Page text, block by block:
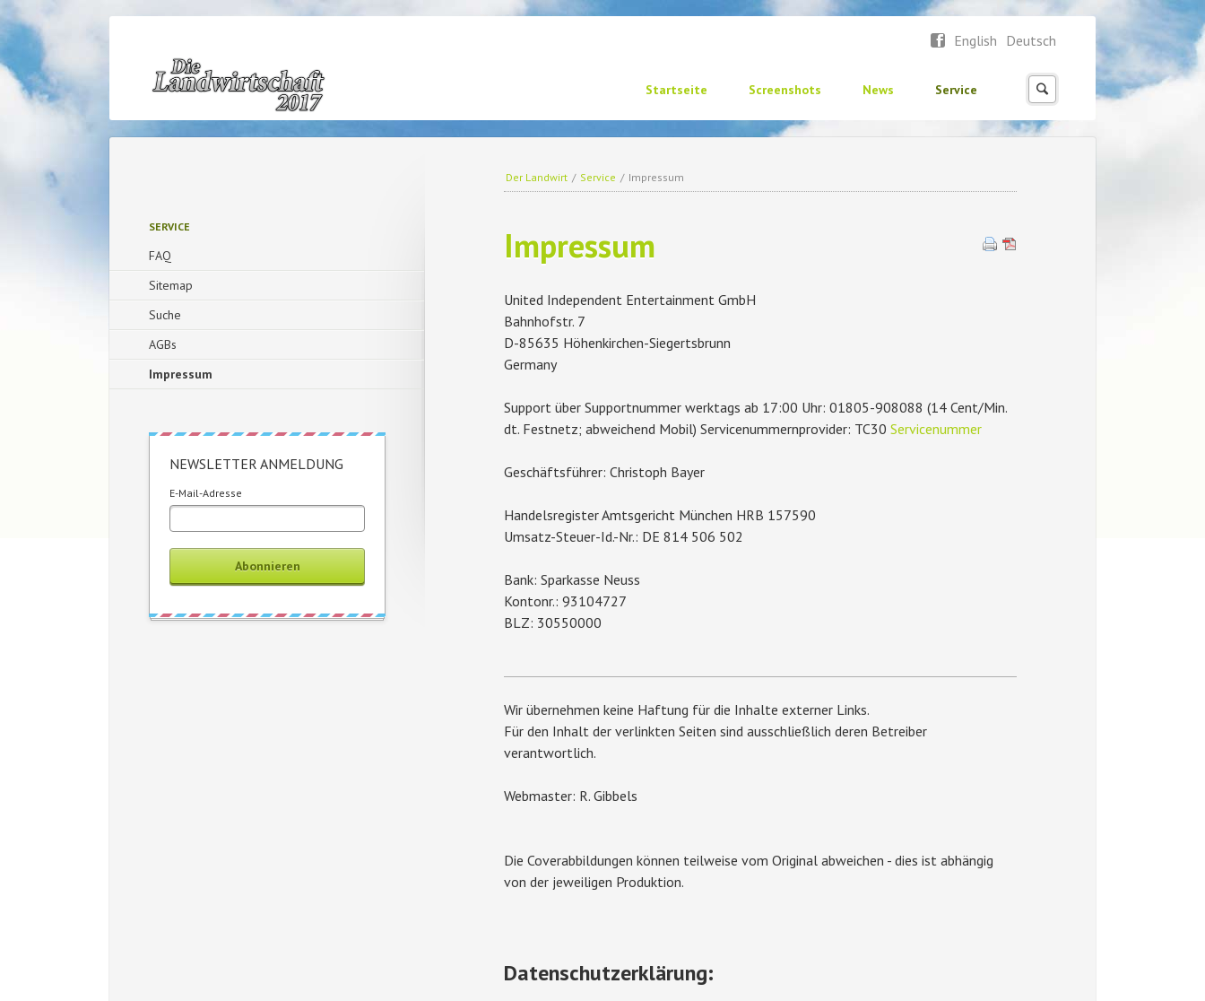
NavigationStartseite Screenshots News Service
Navigation
überspringen
English Deutsch
Der Landwirt / Service / Impressum
Impressum
United Independent Entertainment GmbH
Bahnhofstr. 7
D-85635 Höhenkirchen-Siegertsbrunn
Germany
Support über Supportnummer werktags ab 17:00 Uhr: 01805-908088 (14 Cent/Min.
dt. Festnetz; abweichend Mobil) Servicenummernprovider: TC30 Servicenummer
Geschäftsführer: Christoph Bayer
Handelsregister Amtsgericht München HRB 157590
Umsatz-Steuer-Id.-Nr.: DE 814 506 502
Bank: Sparkasse Neuss
Kontonr.: 93104727
BLZ: 30550000
Wir übernehmen keine Haftung für die Inhalte externer Links.
Für den Inhalt der verlinkten Seiten sind ausschließlich deren Betreiber
verantwortlich.
Webmaster: R. Gibbels
Die Coverabbildungen können teilweise vom Original abweichen - dies ist abhängig
von der jeweiligen Produktion.
Datenschutzerklärung:
Navigation
SERVICE
FAQ
Sitemap
Suche
AGBs
Impressum
NEWSLETTER ANMELDUNG
E-Mail-Adresse
Abonnieren